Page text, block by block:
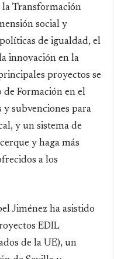
la Transformación
social y
de igualdad, el
innovación en la
proyectos se
Formación en el
subvenciones para
y un sistema de
y haga más
a los
Jiménez ha asistido
EDIL
de la UE), un